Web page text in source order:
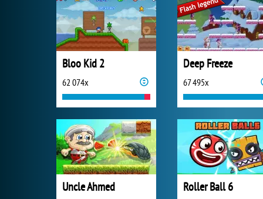
Bloo Kid 2
62 074x
Deep Freeze
67 495x
Uncle Ahmed Roller Ball 6